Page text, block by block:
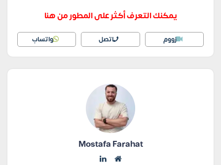
يمكنك التعرف أكثر على المطور من هنا
زووم اتصل واتساب
Mostafa Farahat